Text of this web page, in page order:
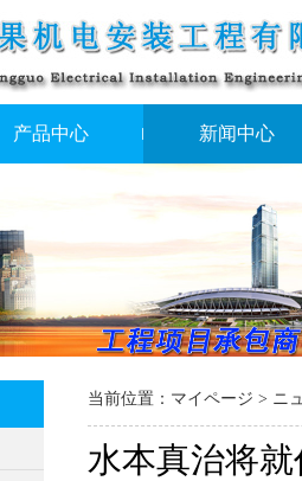
产品中心 新闻中心
当前位置： マイページ > ニ
水本真治将